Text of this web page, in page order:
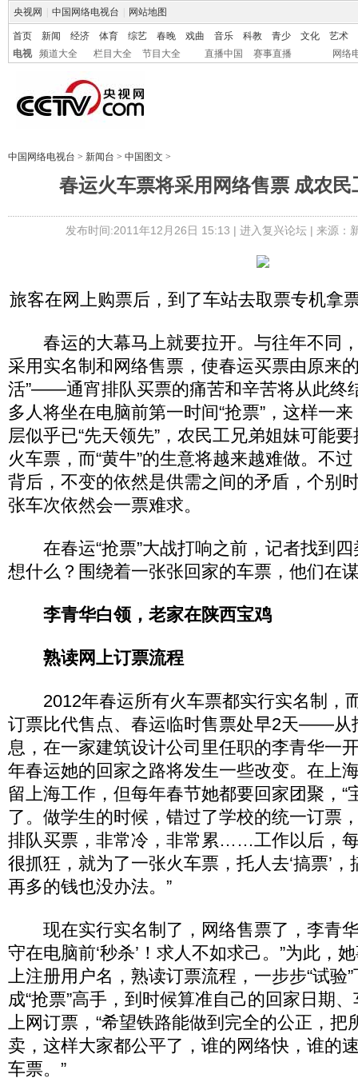
央视网 中国网络电视台 网站地图
首页 新闻 经济 体育 综艺 春晚 戏曲 音乐 科教 青少 文化
艺术
电视
频道大全 栏目大全 节目大全 直播中国 赛事直播 网络
中国网络电视台 > 新闻台 > 中国图文 >
春运火车票将采用网络售票 成农民
发布时间:2011年12月26日 15:13 | 进入复兴论坛| 来源：
旅客在网上购票后，到了车站去取票专机拿
春运的大幕马上就要拉开。与往年不同
采用实名制和网络售票，使春运买票由原来
活”——通宵排队买票的痛苦和辛苦将从此终
多人将坐在电脑前第一时间“抢票”，这样一
层似乎已“先天领先”，农民工兄弟姐妹可能
火车票，而“黄牛”的生意将越来越难做。不
背后，不变的依然是供需之间的矛盾，个别
张车次依然会一票难求。
在春运“抢票”大战打响之前，记者找到四
想什么？围绕着一张张回家的车票，他们在
李青华白领，老家在陕西宝鸡
熟读网上订票流程
2012年春运所有火车票都实行实名制，
订票比代售点、春运临时售票处早2天——从
息，在一家建筑设计公司里任职的李青华一
年春运她的回家之路将发生一些改变。在上
留上海工作，但每年春节她都要回家团聚，“
了。做学生的时候，错过了学校的统一订票
排队买票，非常冷，非常累……工作以后，
很抓狂，就为了一张火车票，托人去‘搞票’，
再多的钱也没办法。”
现在实行实名制了，网络售票了，李青华
守在电脑前‘秒杀’！求人不如求己。”为此，
上注册用户名，熟读订票流程，一步步“试验
成“抢票”高手，到时候算准自己的回家日期
上网订票，“希望铁路能做到完全的公正，把
卖，这样大家都公平了，谁的网络快，谁的
车票。”